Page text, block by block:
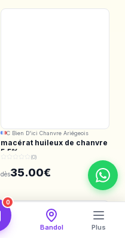
C Bien D'ici Chanvre Ariégeois
macérat huileux de chanvre
5.5%
(0)
dès35.00€
0
Bandol Plus